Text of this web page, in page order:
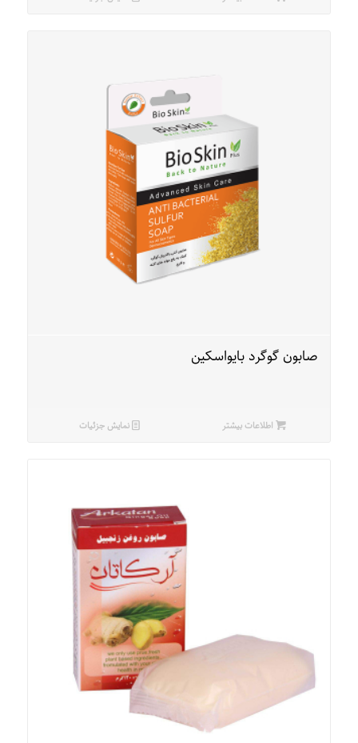
صابون گوگرد بایواسکین
اطلاعات بیشتر نمایش جزئیات